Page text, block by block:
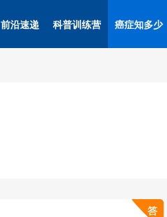
前沿速递 科普训练营 癌症知多少